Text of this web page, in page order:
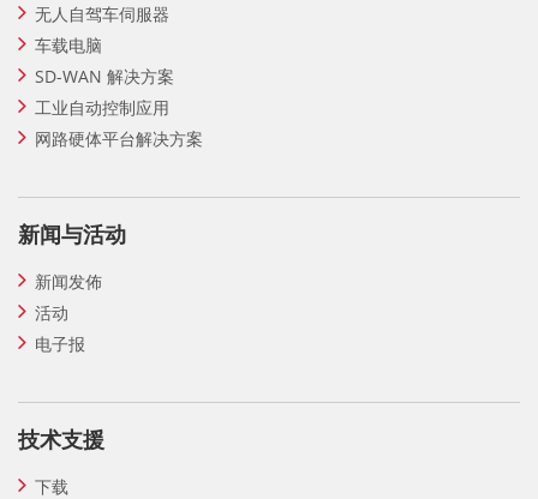
无人自驾车伺服器
车载电脑
SD-WAN 解决方案
工业自动控制应用
网路硬体平台解决方案
新闻与活动
新闻发佈
活动
电子报
技术支援
下载